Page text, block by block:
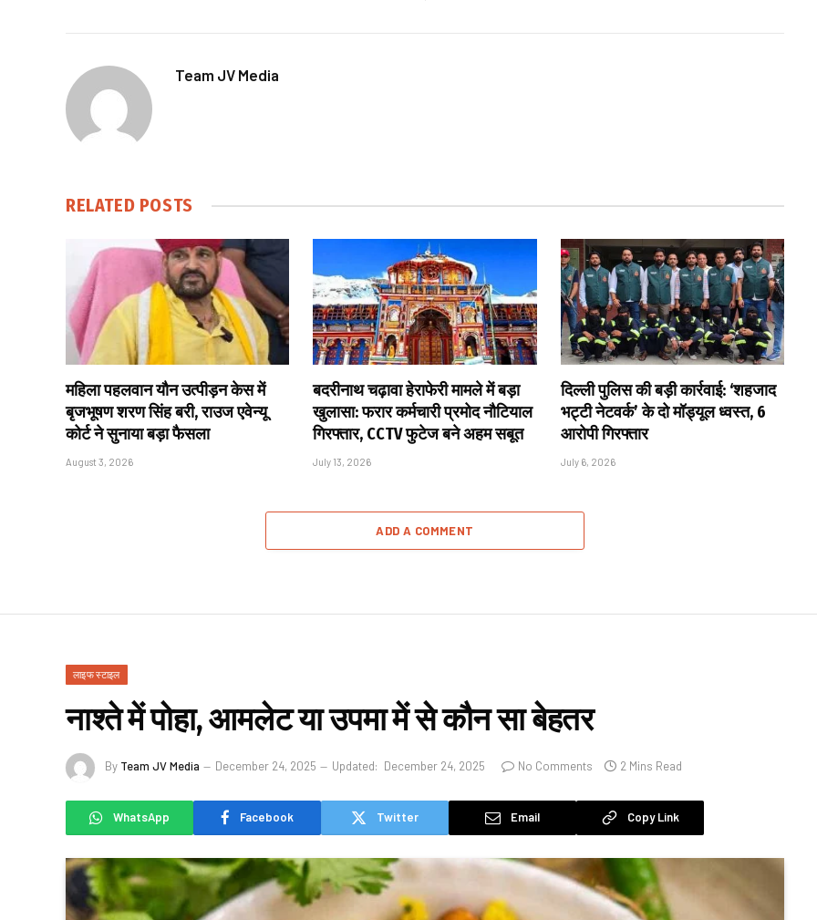
Team JV Media
RELATED POSTS
महिला पहलवान यौन उत्पीड़न केस में
बृजभूषण शरण सिंह बरी, राउज एवेन्यू
कोर्ट ने सुनाया बड़ा फैसला
August 3, 2026
बदरीनाथ चढ़ावा हेराफेरी मामले में बड़ा
खुलासा: फरार कर्मचारी प्रमोद नौटियाल
गिरफ्तार, CCTV फुटेज बने अहम सबूत
July 13, 2026
दिल्ली पुलिस की बड़ी कार्रवाई: ‘शहजाद
भट्टी नेटवर्क’ के दो मॉड्यूल ध्वस्त, 6
आरोपी गिरफ्तार
July 6, 2026
ADD A COMMENT
लाइफ स्टाइल
नाश्ते में पोहा, आमलेट या उपमा में से कौन सा बेहतर
By Team JV Media December 24, 2025 Updated: December 24, 2025 No Comments 2 Mins Read
WhatsApp Facebook Twitter Email Copy Link